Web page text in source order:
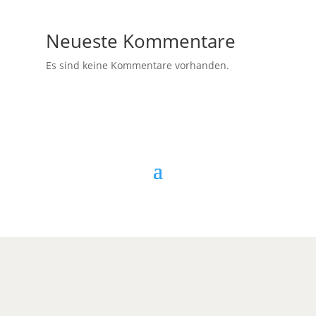
Neueste Kommentare
Es sind keine Kommentare vorhanden.